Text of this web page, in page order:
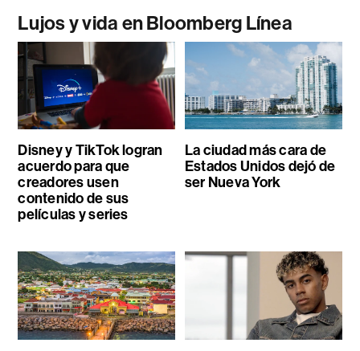
Lujos y vida en Bloomberg Línea
Disney y TikTok logran
acuerdo para que
creadores usen
contenido de sus
películas y series
La ciudad más cara de
Estados Unidos dejó de
ser Nueva York